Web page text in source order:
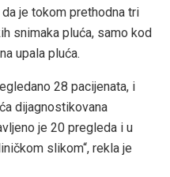
je tokom prethodna tri
snimaka pluća, samo kod
upala pluća.
28 pacijenata, i
dijagnostikovana
je 20 pregleda i u
slikom“, rekla je